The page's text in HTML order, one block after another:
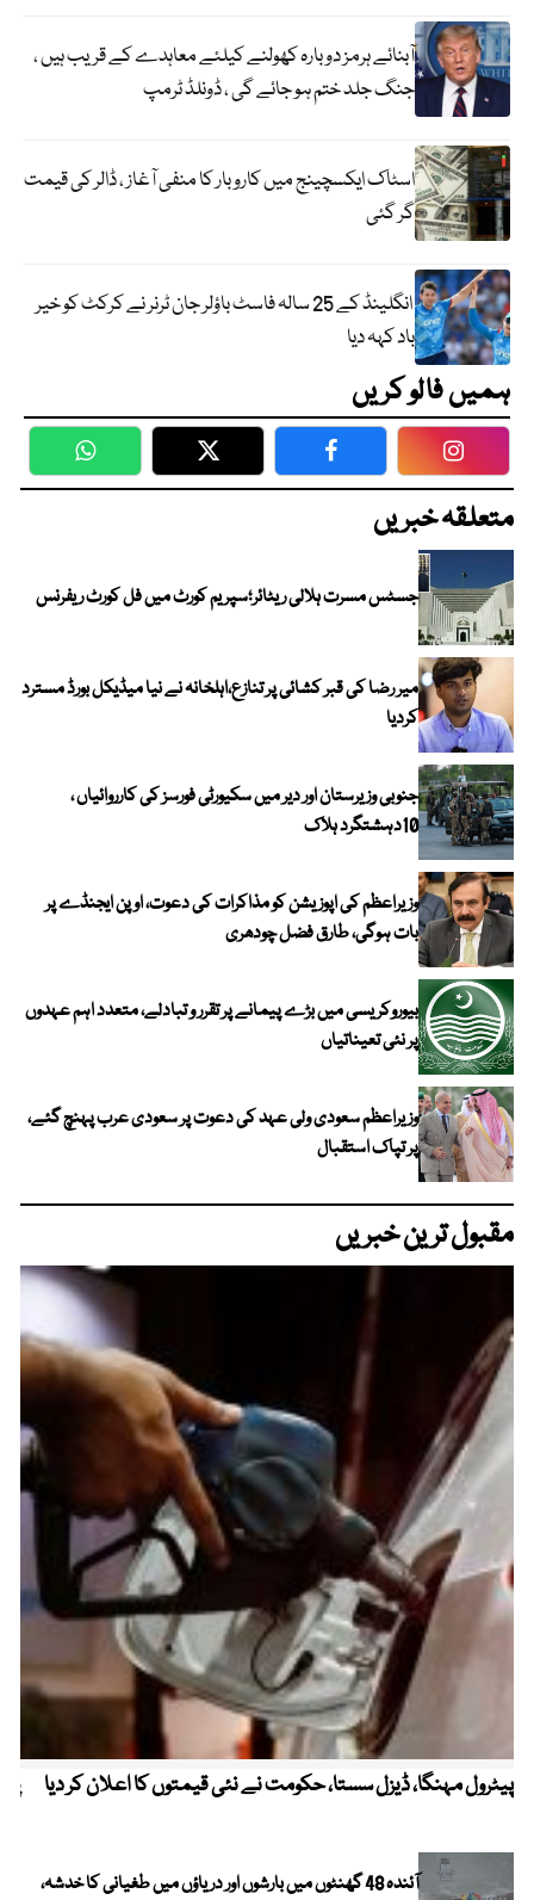
آبنائے ہرمز دوبارہ کھولنے کیلئے معاہدے کے قریب ہیں ،
جنگ جلد ختم ہو جائے گی ، ڈونلڈ ٹرمپ
اسٹاک ایکسچینج میں کاروبار کا منفی آغاز ، ڈالر کی قیمت
گر گئی
انگلینڈ کے 25 سالہ فاسٹ باؤلر جان ٹرنر نے کرکٹ کو خیر
باد کہہ دیا
ہمیں فالو کریں
WhatsApp Twitter Facebook
متعلقہ خبریں
جسٹس مسرت ہلالی ریٹائر؛سپریم کورٹ میں فل کورٹ ریفرنس
میر رضا کی قبر کشائی پر تنازع،اہلخانہ نے نیا میڈیکل بورڈ مسترد
کردیا
جنوبی وزیرستان اور دیر میں سکیورٹی فورسز کی کارروائیاں ،
10دہشتگرد ہلاک
وزیراعظم کی اپوزیشن کو مذاکرات کی دعوت، اوپن ایجنڈے پر
بات ہوگی، طارق فضل چودھری
بیوروکریسی میں بڑے پیمانے پر تقرر و تبادلے، متعدد اہم عہدوں
پر نئی تعیناتیاں
وزیراعظم سعودی ولی عہد کی دعوت پر سعودی عرب پہنچ گئے،
پر تپاک استقبال
مقبول ترین خبریں
پیٹرول مہنگا، ڈیزل سستا، حکومت نے نئی قیمتوں کا اعلان کر دیا
آئندہ 48 گھنٹوں میں بارشوں اور دریاؤں میں طغیانی کا خدشہ،